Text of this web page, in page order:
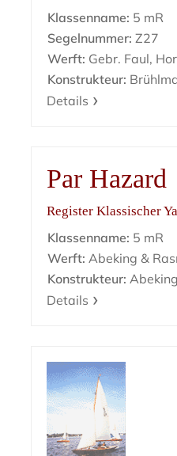
Klassenname: 5 mR
Segelnummer: Z27
Werft: Gebr. Faul,
Konstrukteur:
Details
Par Hazard
Register Klassischer
Klassenname: 5 mR
Werft: Abeking &
Konstrukteur:
Details